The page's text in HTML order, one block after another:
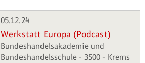
05.12.24
Werkstatt Europa (Podcast)
Bundeshandelsakademie und
Bundeshandelsschule - 3500 - Krems